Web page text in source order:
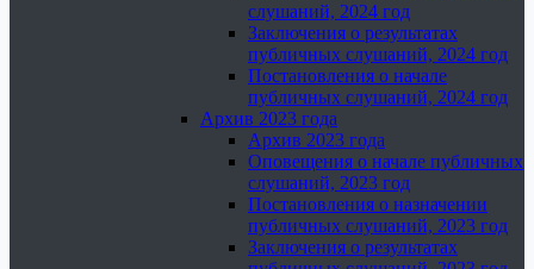
слушаний, 2024 год
Заключения о результатах
публичных слушаний, 2024 год
Постановления о начале
публичных слушаний, 2024 год
Архив 2023 года
Архив 2023 года
Оповещения о начале публичных
слушаний, 2023 год
Постановления о назначении
публичных слушаний, 2023 год
Заключения о результатах